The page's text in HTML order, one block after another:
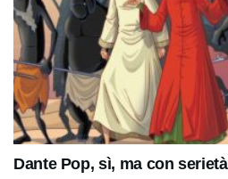
Dante Pop, sì, ma con serietà